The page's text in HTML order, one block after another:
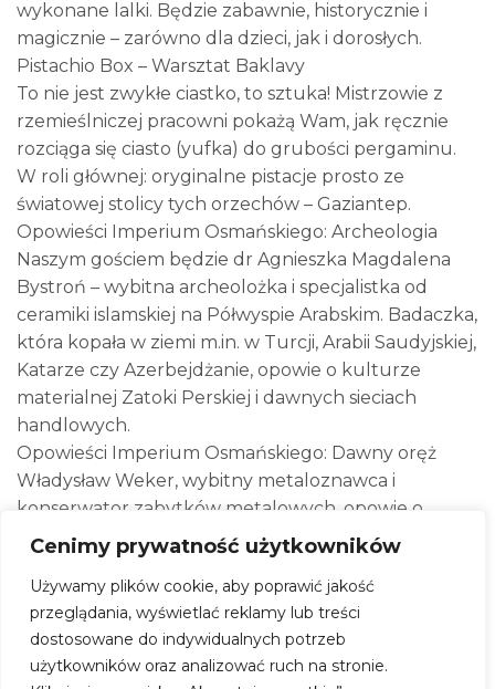
Cenimy prywatność użytkowników
Używamy plików cookie, aby poprawić jakość
przeglądania, wyświetlać reklamy lub treści
dostosowane do indywidualnych potrzeb
użytkowników oraz analizować ruch na stronie.
wykonane lalki. Będzie zabawnie, historycznie i
magicznie – zarówno dla dzieci, jak i dorosłych.
Pistachio Box – Warsztat Baklavy
To nie jest zwykłe ciastko, to sztuka! Mistrzowie z
rzemieślniczej pracowni pokażą Wam, jak ręcznie
rozciąga się ciasto (yufka) do grubości pergaminu.
W roli głównej: oryginalne pistacje prosto ze
światowej stolicy tych orzechów – Gaziantep.
Opowieści Imperium Osmańskiego: Archeologia
Naszym gościem będzie dr Agnieszka Magdalena
Bystroń – wybitna archeolożka i specjalistka od
ceramiki islamskiej na Półwyspie Arabskim. Badaczka,
która kopała w ziemi m.in. w Turcji, Arabii Saudyjskiej,
Katarze czy Azerbejdżanie, opowie o kulturze
materialnej Zatoki Perskiej i dawnych sieciach
handlowych.
Opowieści Imperium Osmańskiego: Dawny oręż
Władysław Weker, wybitny metaloznawca i
konserwator zabytków metalowych, opowie o
sekretach dawnej broni i ratowaniu militarnych
skarbów przeszłości. Usłyszycie niesamowite historie
prosto z misji archeologicznych w tym regionie.
Tureckie Klimaty – Pokazy i Warsztaty Tańca
Czas na ruch! Poczujcie energię, jaką kryją w sobie
Tureckie Tańce Ludowe (Türk Halk Oyunları). Nie